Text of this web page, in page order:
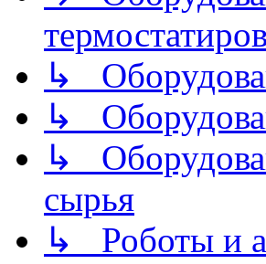
↳
↳
↳
сырья
↳ Роботы и